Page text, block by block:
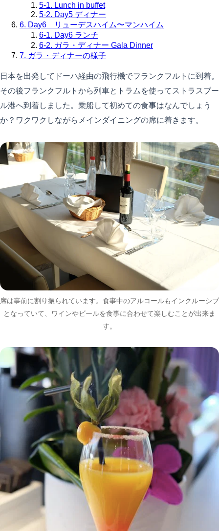
5-1. Lunch in buffet
5-2. Day5 ディナー
6. Day6 リューデスハイム〜マンハイム
6-1. Day6 ランチ
6-2. ガラ・ディナー Gala Dinner
7. ガラ・ディナーの様子
日本を出発してドーハ経由の飛行機でフランクフルトに到着。
その後フランクフルトから列車とトラムを使ってストラスブー
ル港へ到着しました。乗船して初めての食事はなんでしょう
か？ワクワクしながらメインダイニングの席に着きます。
席は事前に割り振られています。食事中のアルコールもインクルーシブ
となっていて、ワインやビールを食事に合わせて楽しむことが出来ま
す。